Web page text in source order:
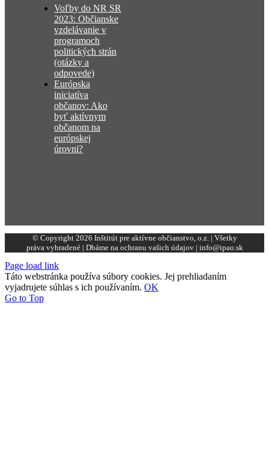
Voľby do NR SR
2023: Občianske
vzdelávanie v
programoch
politických strán
(otázky a
odpovede)
Európska
iniciatíva
občanov: Ako
byť aktívnym
občanom na
európskej
úrovni?
© Copyright 2026 Inštitút pre aktívne občianstvo, o.z. | Všetky
práva vyhradené | Dbáme na ochranu vašich údajov | info@ipao.sk
Page load link
Táto webstránka používa súbory cookies. Jej prehliadaním
vyjadrujete súhlas s ich používaním. OK
Go to Top